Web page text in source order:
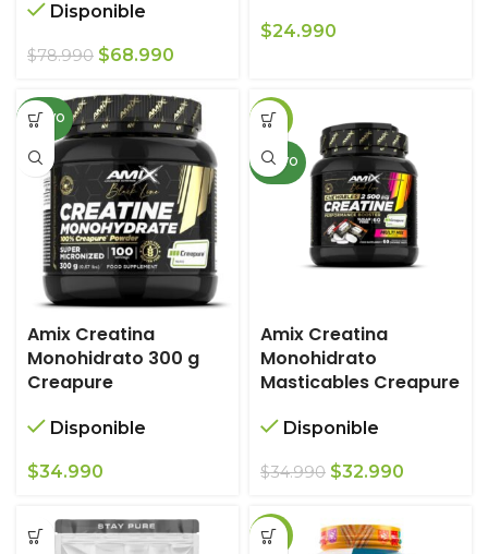
Disponible
$78.990 El
original
era:
$78.990.
$68.990
actual
es:
$68.990.
$24.990
NUEVO
Amix Creatina
Monohidrato 300 g
Creapure
Disponible
$34.990
-6%
NUEVO
Amix Creatina
Monohidrato
Masticables Creapure
Disponible
$34.990 El
original
era:
$32.990
-12%